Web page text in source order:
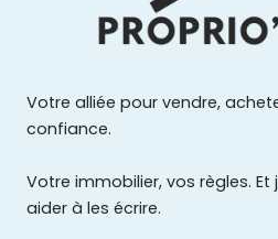
Votre alliée pour vendre,
confiance.
Votre immobilier, vos règles. Et
aider à les écrire.